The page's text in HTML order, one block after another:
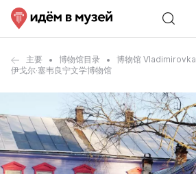
主要 博物馆目录
博物馆 Vladimirovka
伊戈尔·塞韦良宁文学博物馆